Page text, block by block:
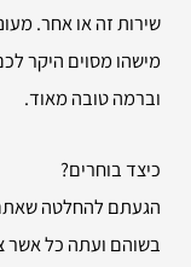
שירות זה או אחר.
מישהו מסוים היקר
וברמה טובה מאוד.
כיצד בוחרים?
הגעתם להחלטה שאתם
בשוהם ועתה כל אשר